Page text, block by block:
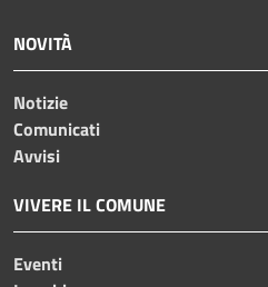
NOVITÀ
Notizie
Comunicati
Avvisi
VIVERE IL COMUNE
Eventi